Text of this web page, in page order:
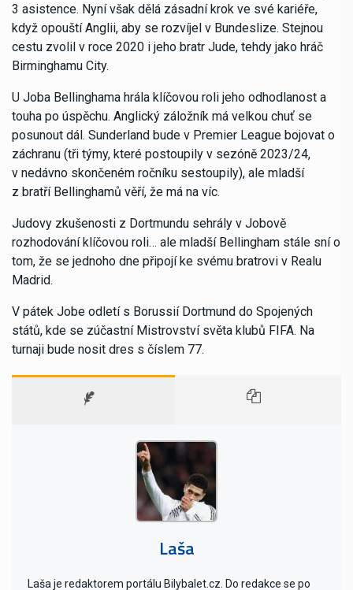
3 asistence. Nyní však dělá zásadní krok ve své kariéře,
když opouští Anglii, aby se rozvíjel v Bundeslize. Stejnou
cestu zvolil v roce 2020 i jeho bratr Jude, tehdy jako hráč
Birminghamu City.
U Joba Bellinghama hrála klíčovou roli jeho odhodlanost a
touha po úspěchu. Anglický záložník má velkou chuť se
posunout dál. Sunderland bude v Premier League bojovat o
záchranu (tři týmy, které postoupily v sezóně 2023/24,
v nedávno skončeném ročníku sestoupily), ale mladší
z bratří Bellinghamů věří, že má na víc.
Judovy zkušenosti z Dortmundu sehrály v Jobově
rozhodování klíčovou roli… ale mladší Bellingham stále sní o
tom, že se jednoho dne připojí ke svému bratrovi v Realu
Madrid.
V pátek Jobe odletí s Borussií Dortmund do Spojených
států, kde se zúčastní Mistrovství světa klubů FIFA. Na
turnaji bude nosit dres s číslem 77.
Laša
Laša je redaktorem portálu Bilybalet.cz. Do redakce se po